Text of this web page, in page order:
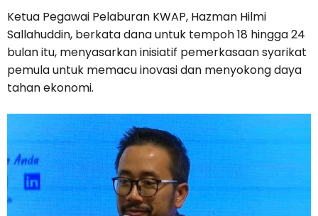
Ketua Pegawai Pelaburan KWAP, Hazman Hilmi
Sallahuddin, berkata dana untuk tempoh 18 hingga 24
bulan itu, menyasarkan inisiatif pemerkasaan syarikat
pemula untuk memacu inovasi dan menyokong daya
tahan ekonomi.